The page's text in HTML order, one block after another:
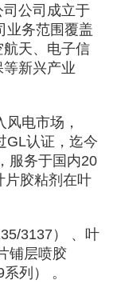
公司成立于
业务范围覆盖
天、电子信
新兴产业
电市场，
GL认证，迄今
服务于国内20
片胶粘剂在叶
3137） 、叶
铺层喷胶
列） 。